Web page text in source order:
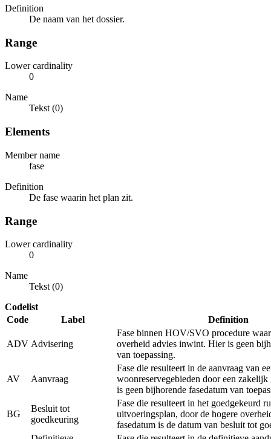
Definition
De naam van het dossier.
Range
Lower cardinality
0
Name
Tekst (0)
Elements
Member name
fase
Definition
De fase waarin het plan zit.
Range
Lower cardinality
0
Name
Tekst (0)
Codelist
Code
Label Definition
ADV Advisering
Fase binnen HOV/SVO procedure
overheid advies inwint. Hier is geen
van toepassing.
AV Aanvraag
Fase die resulteert in de aanvraag van
woonreservegebieden door een
is geen bijhorende fasedatum van
BG
Besluit tot
goedkeuring
Fase die resulteert in het goedgekeurd
uitvoeringsplan, door de hogere
fasedatum is de datum van besluit tot